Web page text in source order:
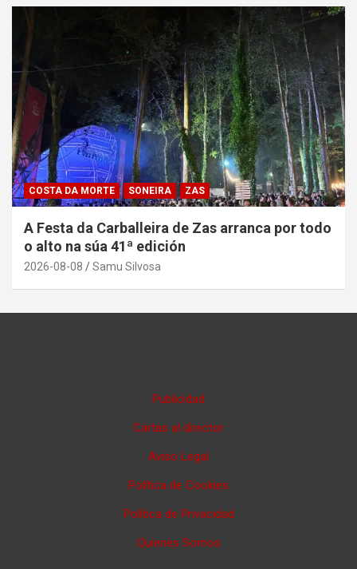
COSTA DA MORTE SONEIRA ZAS
A Festa da Carballeira de Zas arranca por todo
o alto na súa 41ª edición
2026-08-08 Samu Silvosa
Publicidad
Cartas al director
Aviso Legal
Política de Cookies
Política de Privacidad
Quienes Somos